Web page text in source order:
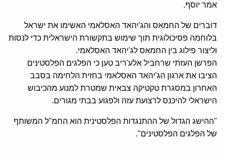
אמר יוסף.
דוברים של החמאס והג'יהאד האסלאמי האשימו את ישראל
בלוחמה פסיכולוגית תוך שימוש בתקשורת הישראלית כדי לנסות
וליצור פילוג בין החמאס לג'יהאד האסלאמי.
הפרשן העזתי שרחביל אלע'ריב טען כי הפלגים הפלסטינים
הציבו את ארגון הג'יהאד האסלאמי בחזית הלחימה בסבב
האחרון במסגרת טקטיקה צבאית שמטרת למנוע מהכיבוש
הישראלי להיכנס לרצועת עזה ולפגוע בבתי מגורים.
"ההישג הגדול של ההתנגדות הפלסטינית הוא החמ"ל המשותף
של הפלגים הפלסטינים".